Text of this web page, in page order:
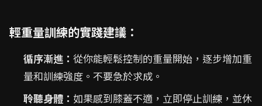
輕重量訓練的實踐建議：
循序漸進： 從你能輕鬆控制的重量開始，逐步增加重
量和訓練強度。不要急於求成。
聆聽身體： 如果感到膝蓋不適，立即停止訓練，並休